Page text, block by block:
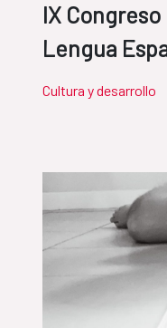
IX
Lengua
Cultura y desarrollo